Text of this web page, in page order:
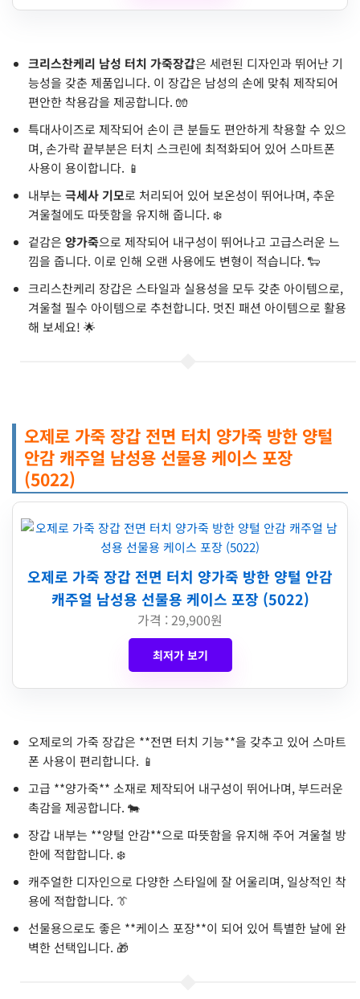
크리스찬케리 남성 터치 가죽장갑은 세련된 디자인과 뛰어난 기
능성을 갖춘 제품입니다. 이 장갑은 남성의 손에 맞춰 제작되어
편안한 착용감을 제공합니다. 🧤
특대사이즈로 제작되어 손이 큰 분들도 편안하게 착용할 수 있으
며, 손가락 끝부분은 터치 스크린에 최적화되어 있어 스마트폰
사용이 용이합니다. 📱
내부는 극세사 기모로 처리되어 있어 보온성이 뛰어나며, 추운
겨울철에도 따뜻함을 유지해 줍니다. ❄️
겉감은 양가죽으로 제작되어 내구성이 뛰어나고 고급스러운 느
낌을 줍니다. 이로 인해 오랜 사용에도 변형이 적습니다. 🐑
크리스찬케리 장갑은 스타일과 실용성을 모두 갖춘 아이템으로,
겨울철 필수 아이템으로 추천합니다. 멋진 패션 아이템으로 활용
해 보세요! 🌟
오제로 가죽 장갑 전면 터치 양가죽 방한 양털
안감 캐주얼 남성용 선물용 케이스 포장
(5022)
오제로 가죽 장갑 전면 터치 양가죽 방한 양털 안감
캐주얼 남성용 선물용 케이스 포장 (5022)
가격 : 29,900원
최저가 보기
오제로의 가죽 장갑은 **전면 터치 기능**을 갖추고 있어 스마트
폰 사용이 편리합니다. 📱
고급 **양가죽** 소재로 제작되어 내구성이 뛰어나며, 부드러운
촉감을 제공합니다. 🐄
장갑 내부는 **양털 안감**으로 따뜻함을 유지해 주어 겨울철 방
한에 적합합니다. ❄️
캐주얼한 디자인으로 다양한 스타일에 잘 어울리며, 일상적인 착
용에 적합합니다. 👔
선물용으로도 좋은 **케이스 포장**이 되어 있어 특별한 날에 완
벽한 선택입니다. 🎁